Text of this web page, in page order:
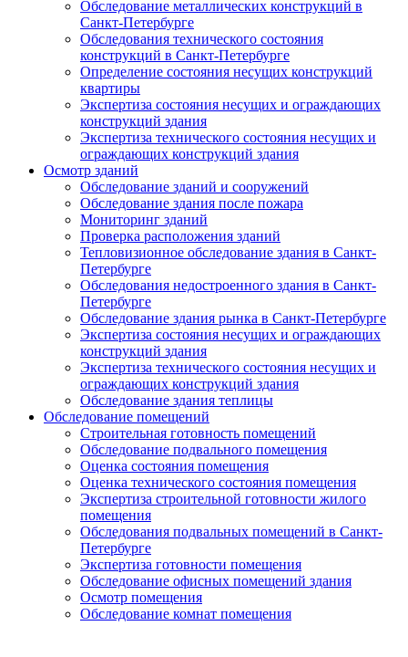
Обследование металлических конструкций в
Санкт-Петербурге
Обследования технического состояния
конструкций в Санкт-Петербурге
Определение состояния несущих конструкций
квартиры
Экспертиза состояния несущих и ограждающих
конструкций здания
Экспертиза технического состояния несущих и
ограждающих конструкций здания
Осмотр зданий
Обследование зданий и сооружений
Обследование здания после пожара
Мониторинг зданий
Проверка расположения зданий
Тепловизионное обследование здания в Санкт-
Петербурге
Обследования недостроенного здания в Санкт-
Петербурге
Обследование здания рынка в Санкт-Петербурге
Экспертиза состояния несущих и ограждающих
конструкций здания
Экспертиза технического состояния несущих и
ограждающих конструкций здания
Обследование здания теплицы
Обследование помещений
Строительная готовность помещений
Обследование подвального помещения
Оценка состояния помещения
Оценка технического состояния помещения
Экспертиза строительной готовности жилого
помещения
Обследования подвальных помещений в Санкт-
Петербурге
Экспертиза готовности помещения
Обследование офисных помещений здания
Осмотр помещения
Обследование комнат помещения